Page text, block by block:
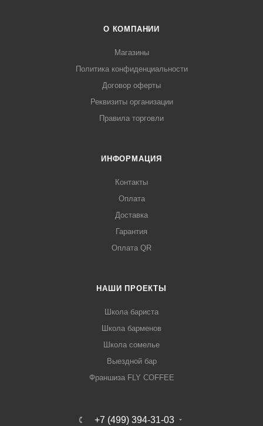
О КОМПАНИИ
Магазины
Политика конфиденциальности
Договор оферты
Реквизиты организации
Правила торговли
ИНФОРМАЦИЯ
Контакты
Оплата
Доставка
Гарантия
Оплата QR
НАШИ ПРОЕКТЫ
Школа бариста
Школа барменов
Школа сомелье
Выездной бар
Франшиза FLY COFFEE
+7 (499) 394-31-03